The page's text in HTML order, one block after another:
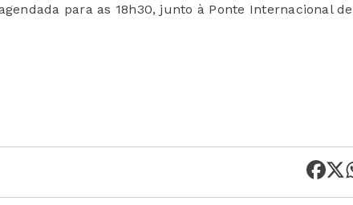
para as 18h30, junto à Ponte Internacional de